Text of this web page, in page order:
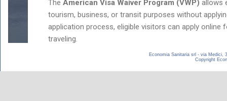
Economia Sanitaria srl - via Medici,
Copyright